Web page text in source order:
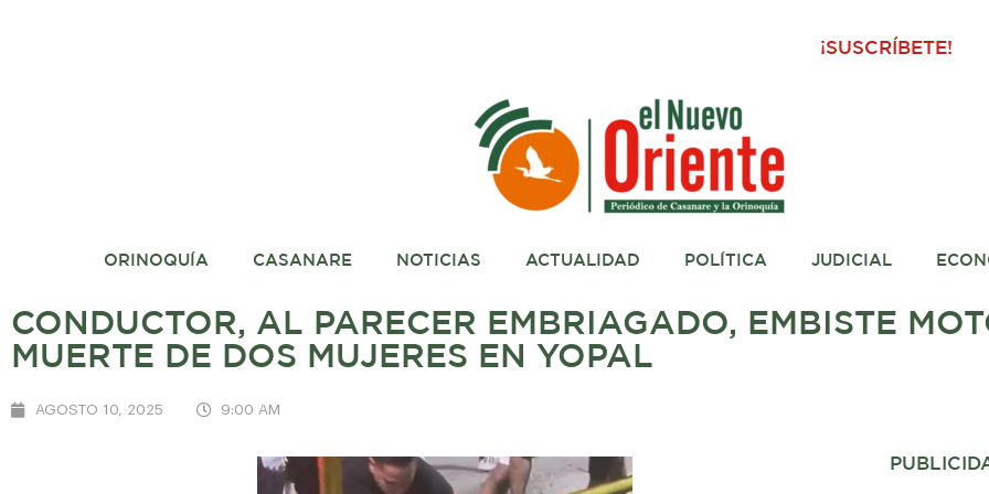
¡SUSCRÍBETE!
ORINOQUÍA CASANARE NOTICIAS ACTUALIDAD POLÍTICA JUDICIAL
CONDUCTOR, AL PARECER EMBRIAGADO, EMBISTE
MUERTE DE DOS MUJERES EN YOPAL
AGOSTO 10, 2025 9:00 AM